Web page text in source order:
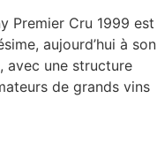
Premier Cru 1999 est
aujourd’hui à son
avec une structure
de grands vins